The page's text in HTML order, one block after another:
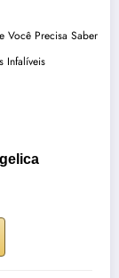
Você Precisa Saber
Infalíveis